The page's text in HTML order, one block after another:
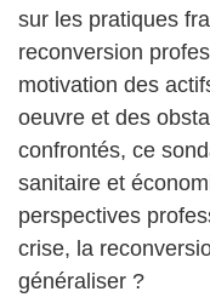
sur les pratiques
reconversion
motivation des
oeuvre et des
confrontés, ce
sanitaire et
perspectives
crise, la
généraliser ?